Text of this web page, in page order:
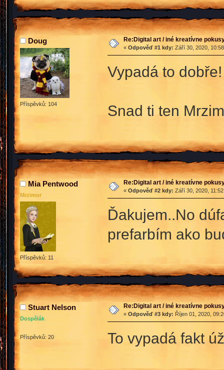
Doug
Příspěvků: 104
Re:Digital art / iné kreatívne
« Odpověď #1 kdy: Září 30, 2020,
Vypadá to dobře!
Snad ti ten
Mia Pentwood
Mrzimor
Příspěvků: 11
Re:Digital art / iné kreatívne
« Odpověď #2 kdy: Září 30, 2020,
Ďakujem..No
prefarbím ako
Stuart Nelson
Dospělák
Příspěvků: 20
Re:Digital art / iné kreatívne
« Odpověď #3 kdy: Říjen 01, 2020,
To vypadá fakt